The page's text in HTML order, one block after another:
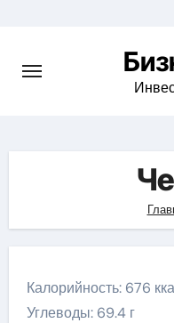
content
Калорийность: 676
Углеводы: 69.4 г